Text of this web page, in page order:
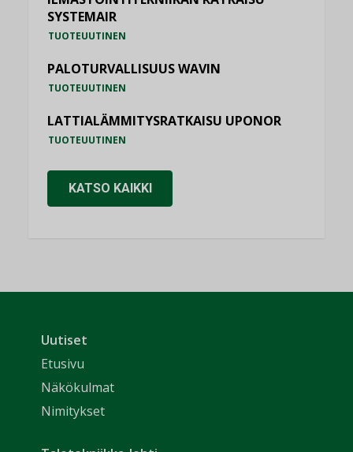
SYSTEMAIR
TUOTEUUTINEN
PALOTURVALLISUUS WAVIN
TUOTEUUTINEN
LATTIALÄMMITYSRATKAISU UPONOR
TUOTEUUTINEN
KATSO KAIKKI
Uutiset
Etusivu
Näkökulmat
Nimitykset